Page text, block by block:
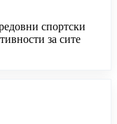
спортски
за сите